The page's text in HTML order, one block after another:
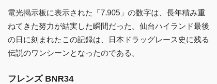
電光掲示板に表示された「7.905」の数字は、長年積み重
ねてきた努力が結実した瞬間だった。仙台ハイランド最後
の日に刻まれたこの記録は、日本ドラッグレース史に残る
伝説のワンシーンとなったのである。
フレンズ BNR34